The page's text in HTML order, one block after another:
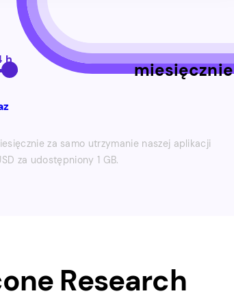
miesięcznie
h
za samo utrzymanie naszej aplikacji
za udostępniony 1 GB.
Research